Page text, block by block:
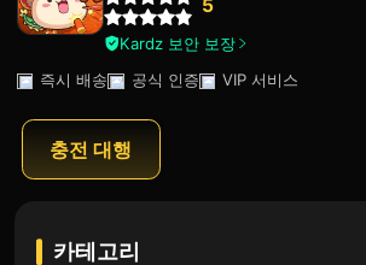
5
Kardz 보안 보장
즉시 배송
공식 인증 VIP 서비스
충전 대행
카테고리